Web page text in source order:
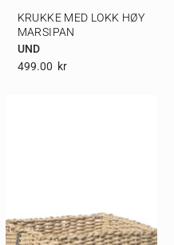
KRUKKE MED LOKK HØY
MARSIPAN
UND
499.00 Kr